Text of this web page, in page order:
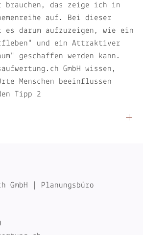
brauchen, das zeige ich in
auf. Bei dieser
es darum aufzuzeigen, wie ein
und ein Attraktiver
geschaffen werden kann.
GmbH wissen,
Menschen beeinflussen
Tipp 2
GmbH | Planungsbüro